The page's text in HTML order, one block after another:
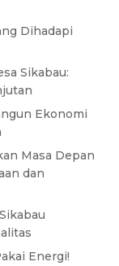
Dihadapi
Sikabau:
Ekonomi
Masa Depan
dan
Energi!